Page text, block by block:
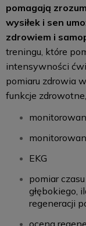
pomagają
wysiłek i sen
zdrowiem i
treningu, które
intensywności
pomiaru zdrowia
funkcje
EKG
pomiar
głębokiego,
regeneracji